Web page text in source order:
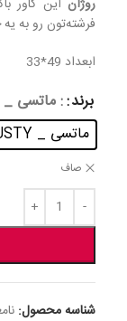
روژان این کاور
فرشته‌تون رو به
ابعداد 49*33
برند : ماتسی _ MUSTY
ماتسی _ MUSTY
صاف
شناسه محصول: